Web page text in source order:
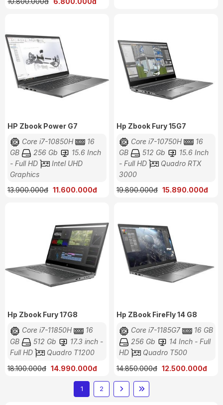
HP Zbook Power G7
Core i7-10850H
16
GB
256 Gb
15.6 Inch
- Full HD
Intel UHD
Graphics
13.900.000đ 11.600.000đ
Hp Zbook Fury 15G7
Core i7-10750H
16
GB
512 Gb
15.6 Inch
- Full HD
Quadro RTX
3000
19.890.000đ 15.890.000đ
Hp Zbook Fury 17G8
Core i7-11850H
16
GB
512 Gb
17.3 inch -
Full HD
Quadro T1200
18.100.000đ 14.990.000đ
Hp ZBook FireFly 14 G8
Core i7-1185G7
16 GB
256 Gb
14 Inch - Full
HD
Quadro T500
14.850.000đ 12.500.000đ
1 2